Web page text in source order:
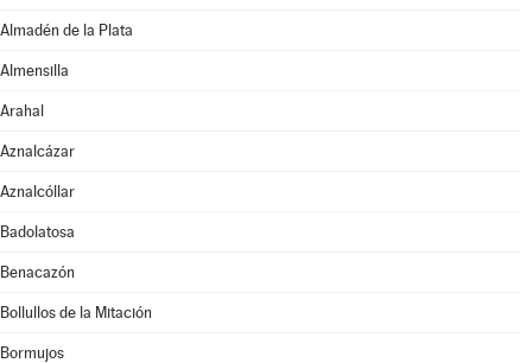
Almadén de la Plata
Almensilla
Arahal
Aznalcázar
Aznalcóllar
Badolatosa
Benacazón
Bollullos de la Mitación
Bormujos